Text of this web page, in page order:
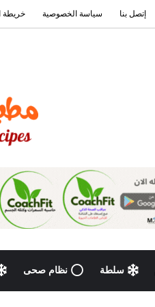
إتصل بنا سياسة الخصوصية خريطة
سلطة نظام صحى